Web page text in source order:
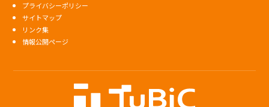
プライバシーポリシー
サイトマップ
リンク集
情報公開ページ